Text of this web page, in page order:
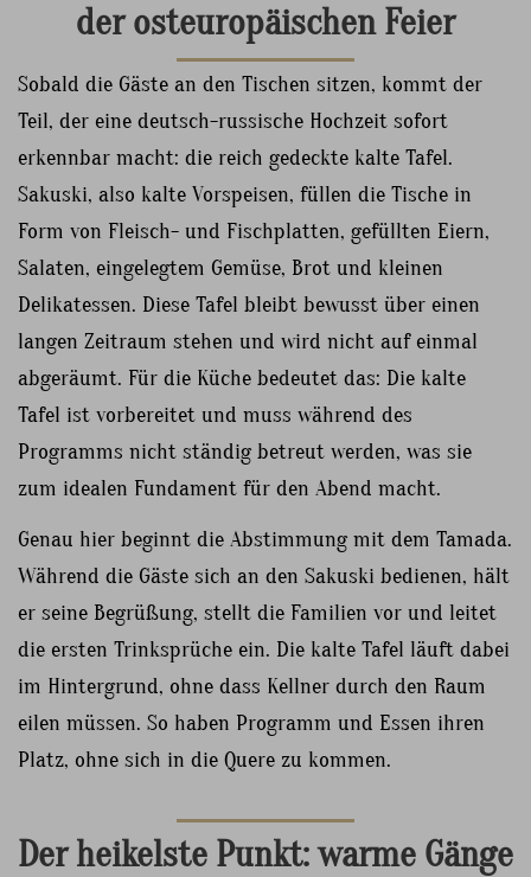
der osteuropäischen Feier
Sobald die Gäste an den Tischen sitzen, kommt der
Teil, der eine deutsch-russische Hochzeit sofort
erkennbar macht: die reich gedeckte kalte Tafel.
Sakuski, also kalte Vorspeisen, füllen die Tische in
Form von Fleisch- und Fischplatten, gefüllten Eiern,
Salaten, eingelegtem Gemüse, Brot und kleinen
Delikatessen. Diese Tafel bleibt bewusst über einen
langen Zeitraum stehen und wird nicht auf einmal
abgeräumt. Für die Küche bedeutet das: Die kalte
Tafel ist vorbereitet und muss während des
Programms nicht ständig betreut werden, was sie
zum idealen Fundament für den Abend macht.
Genau hier beginnt die Abstimmung mit dem Tamada.
Während die Gäste sich an den Sakuski bedienen, hält
er seine Begrüßung, stellt die Familien vor und leitet
die ersten Trinksprüche ein. Die kalte Tafel läuft dabei
im Hintergrund, ohne dass Kellner durch den Raum
eilen müssen. So haben Programm und Essen ihren
Platz, ohne sich in die Quere zu kommen.
Der heikelste Punkt: warme Gänge